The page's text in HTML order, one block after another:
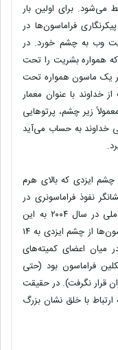
می‌شود. برای اولین بار
فراماسون‌ها در
وب به چشم خورد. در
همواره بشریت را تحت
یک ماسون همواره تحت
خداوند با عنوان معمار
زیر چشم، پرتوهایی
خداوند به حساب می‌آید
چشم ایزدی که بالای هرم
نفوذ فراماسونری در
بنیان‌گذاری ایالات متحده است. فیلم گنجینه ملی در سال ۲۰۰۴ به این
موضوع پرداخته بود. با این وجود، استفادهٔ ماسون‌ها از چشم ایزدی به ۱۴
میان اعضای کمیته‌های
فراماسون بود (حتی
قرار نگرفت). در حقیقت
با خلق نشان بزرگ